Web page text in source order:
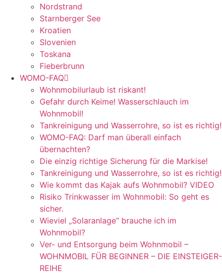
Nordstrand
Starnberger See
Kroatien
Slovenien
Toskana
Fieberbrunn
WOMO-FAQ
Wohnmobilurlaub ist riskant!
Gefahr durch Keime! Wasserschlauch im
Wohnmobil!
Tankreinigung und Wasserrohre, so ist es richtig!
WOMO-FAQ: Darf man überall einfach
übernachten?
Die einzig richtige Sicherung für die Markise!
Tankreinigung und Wasserrohre, so ist es richtig!
Wie kommt das Kajak aufs Wohnmobil? VIDEO
Risiko Trinkwasser im Wohnmobil: So geht es
sicher.
Wieviel „Solaranlage“ brauche ich im
Wohnmobil?
Ver- und Entsorgung beim Wohnmobil –
WOHNMOBIL FÜR BEGINNER – DIE EINSTEIGER-
REIHE